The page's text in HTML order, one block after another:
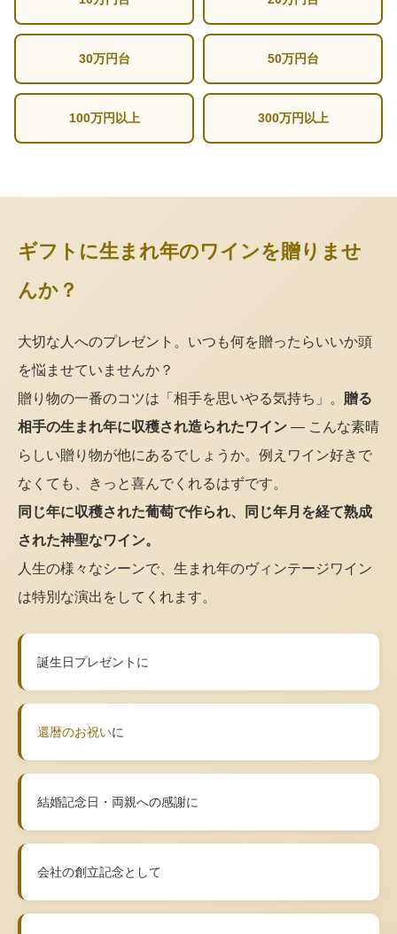
30万円台 50万円台
100万円以上 300万円以上
ギフトに生まれ年のワインを贈りませ
んか？
大切な人へのプレゼント。いつも何を贈ったらいいか頭
を悩ませていませんか？
贈り物の一番のコツは「相手を思いやる気持ち」。 贈る
相手の生まれ年に収穫され造られたワイン — こんな素晴
らしい贈り物が他にあるでしょうか。例えワイン好きで
なくても、きっと喜んでくれるはずです。
同じ年に収穫された葡萄で作られ、同じ年月を経て熟成
された神聖なワイン。
人生の様々なシーンで、生まれ年のヴィンテージワイン
は特別な演出をしてくれます。
誕生日プレゼントに
還暦のお祝いに
結婚記念日・両親への感謝に
会社の創立記念として